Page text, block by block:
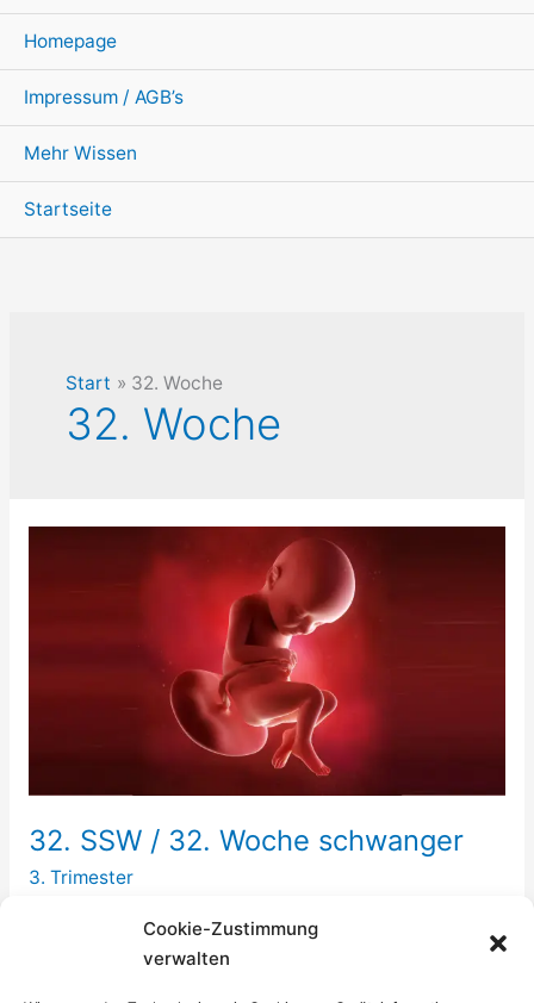
Cookie-Zustimmung
verwalten
Homepage
Impressum / AGB’s
Mehr Wissen
Startseite
Start 32. Woche
32. Woche
32. SSW / 32. Woche schwanger
3. Trimester
In der 32. SSW wird es langsam Zeit, sich für die
Position Deines Babys im Bauch zu interessieren, auch